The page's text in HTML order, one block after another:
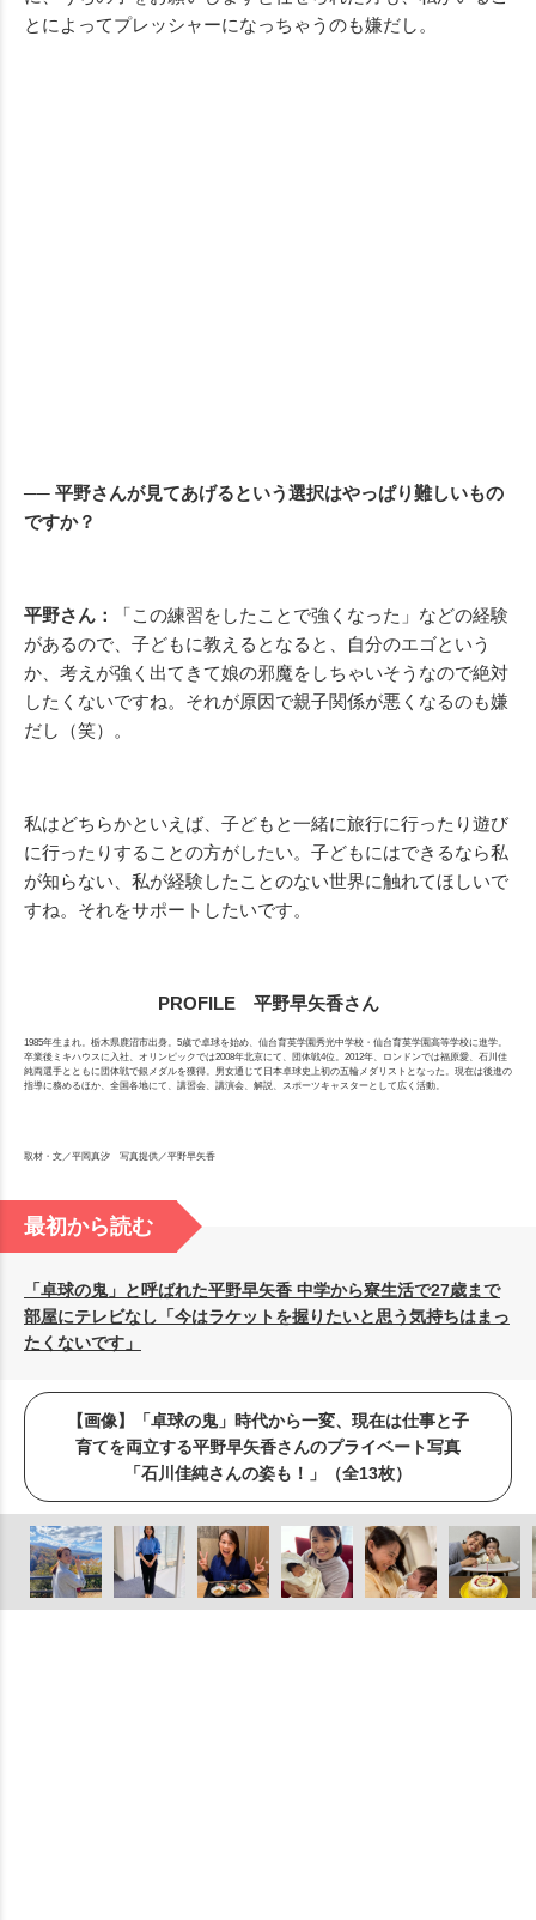
とによってプレッシャーになっちゃうのも嫌だし。
── 平野さんが見てあげるという選択はやっぱり難しいもの
ですか？
平野さん：
「この練習をしたことで強くなった」などの経験
があるので、子どもに教えるとなると、自分のエゴという
か、考えが強く出てきて娘の邪魔をしちゃいそうなので絶対
したくないですね。それが原因で親子関係が悪くなるのも嫌
だし（笑）。
私はどちらかといえば、子どもと一緒に旅行に行ったり遊び
に行ったりすることの方がしたい。子どもにはできるなら私
が知らない、私が経験したことのない世界に触れてほしいで
すね。それをサポートしたいです。
PROFILE 平野早矢香さん
1985年生まれ。栃木県鹿沼市出身。5歳で卓球を始め、仙台育英学園秀光中学校・仙台育英学園高等学校に進学。
卒業後ミキハウスに入社、オリンピックでは2008年北京にて、団体戦4位。2012年、ロンドンでは福原愛、石川佳
純両選手とともに団体戦で銀メダルを獲得。男女通じて日本卓球史上初の五輪メダリストとなった。現在は後進の
指導に務めるほか、全国各地にて、講習会、講演会、解説、スポーツキャスターとして広く活動。
取材・文／平岡真汐 写真提供／平野早矢香
最初から読む
「卓球の鬼」と呼ばれた平野早矢香 中学から寮生活で27歳まで
部屋にテレビなし「今はラケットを握りたいと思う気持ちはまっ
たくないです」
【画像】「卓球の鬼」時代から一変、現在は仕事と子
育てを両立する平野早矢香さんのプライベート写真
「石川佳純さんの姿も！」（全13枚）